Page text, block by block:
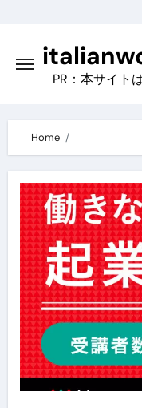
content
PR：本サイト
Home